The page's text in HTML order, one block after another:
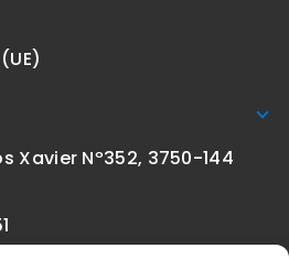
Xavier Nº352, 3750-144